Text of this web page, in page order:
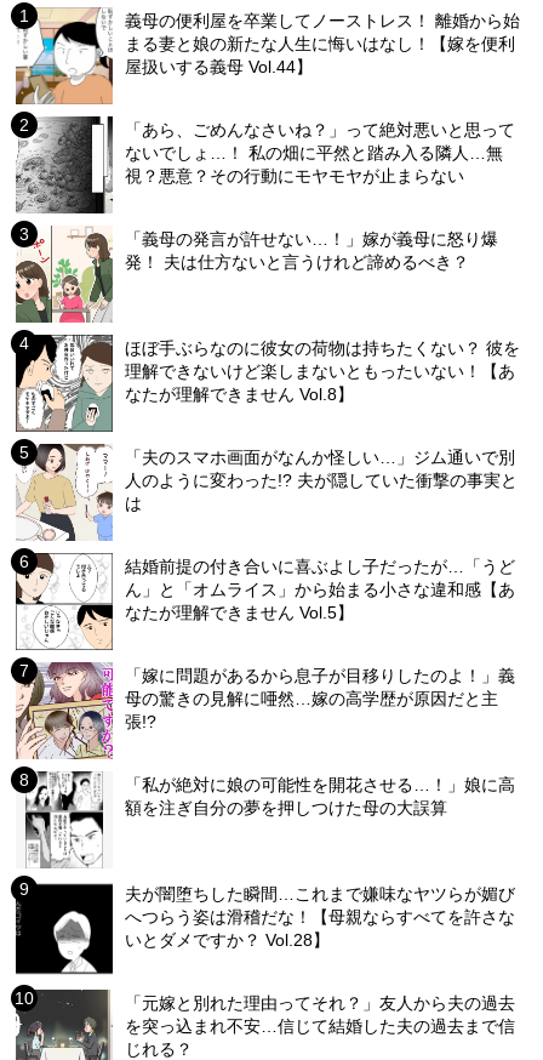
義母の便利屋を卒業してノーストレス！ 離婚から始
まる妻と娘の新たな人生に悔いはなし！【嫁を便利
屋扱いする義母 Vol.44】
「あら、ごめんなさいね？」って絶対悪いと思って
ないでしょ…！ 私の畑に平然と踏み入る隣人…無
視？悪意？その行動にモヤモヤが止まらない
「義母の発言が許せない…！」嫁が義母に怒り爆
発！ 夫は仕方ないと言うけれど諦めるべき？
ほぼ手ぶらなのに彼女の荷物は持ちたくない？ 彼を
理解できないけど楽しまないともったいない！【あ
なたが理解できません Vol.8】
「夫のスマホ画面がなんか怪しい…」ジム通いで別
人のように変わった!? 夫が隠していた衝撃の事実と
は
結婚前提の付き合いに喜ぶよし子だったが…「うど
ん」と「オムライス」から始まる小さな違和感【あ
なたが理解できません Vol.5】
「嫁に問題があるから息子が目移りしたのよ！」義
母の驚きの見解に唖然…嫁の高学歴が原因だと主
張!?
「私が絶対に娘の可能性を開花させる…！」娘に高
額を注ぎ自分の夢を押しつけた母の大誤算
夫が闇堕ちした瞬間…これまで嫌味なヤツらが媚び
へつらう姿は滑稽だな！【母親ならすべてを許さな
いとダメですか？ Vol.28】
「元嫁と別れた理由ってそれ？」友人から夫の過去
を突っ込まれ不安…信じて結婚した夫の過去まで信
じれる？